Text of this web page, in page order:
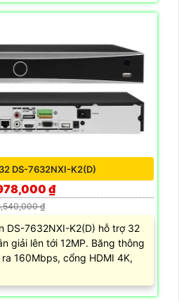
DS-7632NXI-K2(D)
₫
₫
DS-7632NXI-K2(D) hỗ trợ 32
giải lên tới 12MP. Băng thông
160Mbps, cổng HDMI 4K,